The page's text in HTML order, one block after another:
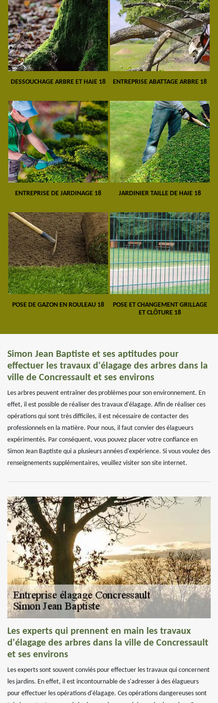
DESSOUCHAGE ARBRE ET HAIE 18 ENTREPRISE ABATTAGE ARBRE 18
ENTREPRISE DE JARDINAGE 18 JARDINIER TAILLE DE HAIE 18
POSE DE GAZON EN ROULEAU 18
POSE ET CHANGEMENT GRILLAGE
ET CLÔTURE 18
Simon Jean Baptiste et ses aptitudes pour
effectuer les travaux d'élagage des arbres dans la
ville de Concressault et ses environs
Les arbres peuvent entraîner des problèmes pour son environnement. En
effet, il est possible de réaliser des travaux d'élagage. Afin de réaliser ces
opérations qui sont très difficiles, il est nécessaire de contacter des
professionnels en la matière. Pour nous, il faut convier des élagueurs
expérimentés. Par conséquent, vous pouvez placer votre confiance en
Simon Jean Baptiste qui a plusieurs années d'expérience. Si vous voulez des
renseignements supplémentaires, veuillez visiter son site internet.
Les experts qui prennent en main les travaux
d'élagage des arbres dans la ville de Concressault
et ses environs
Les experts sont souvent conviés pour effectuer les travaux qui concernent
les jardins. En effet, il est incontournable de s'adresser à des élagueurs
pour effectuer les opérations d'élagage. Ces opérations dangereuses sont